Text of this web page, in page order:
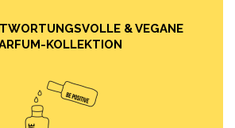
& VEGANE
KOLLEKTION